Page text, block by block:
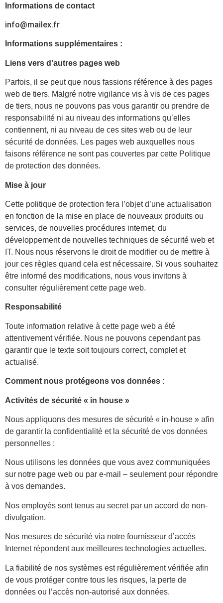
Informations de contact
info@mailex.fr
Informations supplémentaires :
Liens vers d’autres pages web
Parfois, il se peut que nous fassions référence à des pages
web de tiers. Malgré notre vigilance vis à vis de ces pages
de tiers, nous ne pouvons pas vous garantir ou prendre de
responsabilité ni au niveau des informations qu’elles
contiennent, ni au niveau de ces sites web ou de leur
sécurité de données. Les pages web auxquelles nous
faisons référence ne sont pas couvertes par cette Politique
de protection des données.
Mise à jour
Cette politique de protection fera l’objet d’une actualisation
en fonction de la mise en place de nouveaux produits ou
services, de nouvelles procédures internet, du
développement de nouvelles techniques de sécurité web et
IT. Nous nous réservons le droit de modifier ou de mettre à
jour ces règles quand cela est nécessaire. Si vous souhaitez
être informé des modifications, nous vous invitons à
consulter régulièrement cette page web.
Responsabilité
Toute information relative à cette page web a été
attentivement vérifiée. Nous ne pouvons cependant pas
garantir que le texte soit toujours correct, complet et
actualisé.
Comment nous protégeons vos données :
Activités de sécurité « in house »
Nous appliquons des mesures de sécurité « in-house » afin
de garantir la confidentialité et la sécurité de vos données
personnelles :
Nous utilisons les données que vous avez communiquées
sur notre page web ou par e-mail – seulement pour répondre
à vos demandes.
Nos employés sont tenus au secret par un accord de non-
divulgation.
Nos mesures de sécurité via notre fournisseur d’accès
Internet répondent aux meilleures technologies actuelles.
La fiabilité de nos systèmes est régulièrement vérifiée afin
de vous protéger contre tous les risques, la perte de
données ou l’accès non-autorisé aux données.